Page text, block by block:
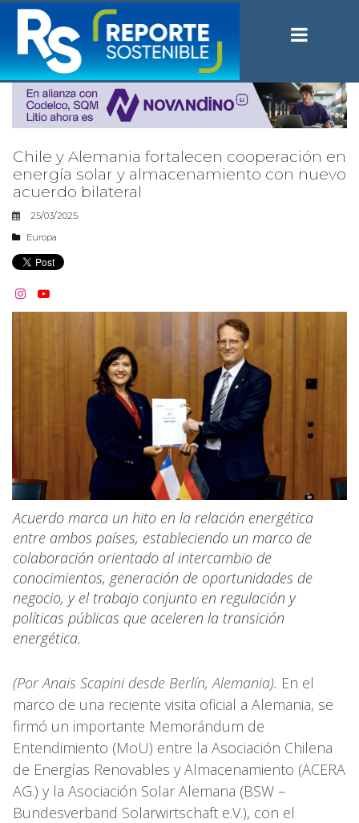
Chile y Alemania fortalecen cooperación en
energía solar y almacenamiento con nuevo
acuerdo bilateral
25/03/2025
Europa
 
Acuerdo marca un hito en la relación energética
entre ambos países, estableciendo un marco de
colaboración orientado al intercambio de
conocimientos, generación de oportunidades de
negocio, y el trabajo conjunto en regulación y
políticas públicas que aceleren la transición
energética.
(Por Anais Scapini desde Berlín, Alemania). En el
marco de una reciente visita oficial a Alemania, se
firmó un importante Memorándum de
Entendimiento (MoU) entre la Asociación Chilena
de Energías Renovables y Almacenamiento (ACERA
AG.) y la Asociación Solar Alemana (BSW –
Bundesverband Solarwirtschaft e.V.), con el